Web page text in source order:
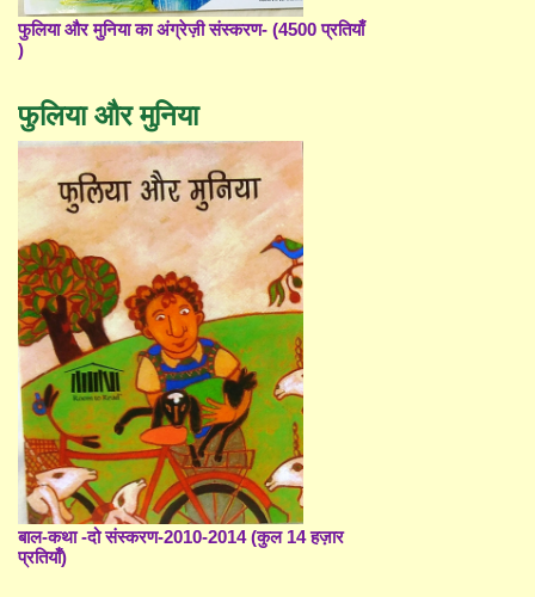
फुलिया और मुनिया का अंग्रेज़ी संस्करण- (4500 प्रतियाँ
)
फुलिया और मुनिया
बाल-कथा -दो संस्करण-2010-2014 (कुल 14 हज़ार
प्रतियाँ)